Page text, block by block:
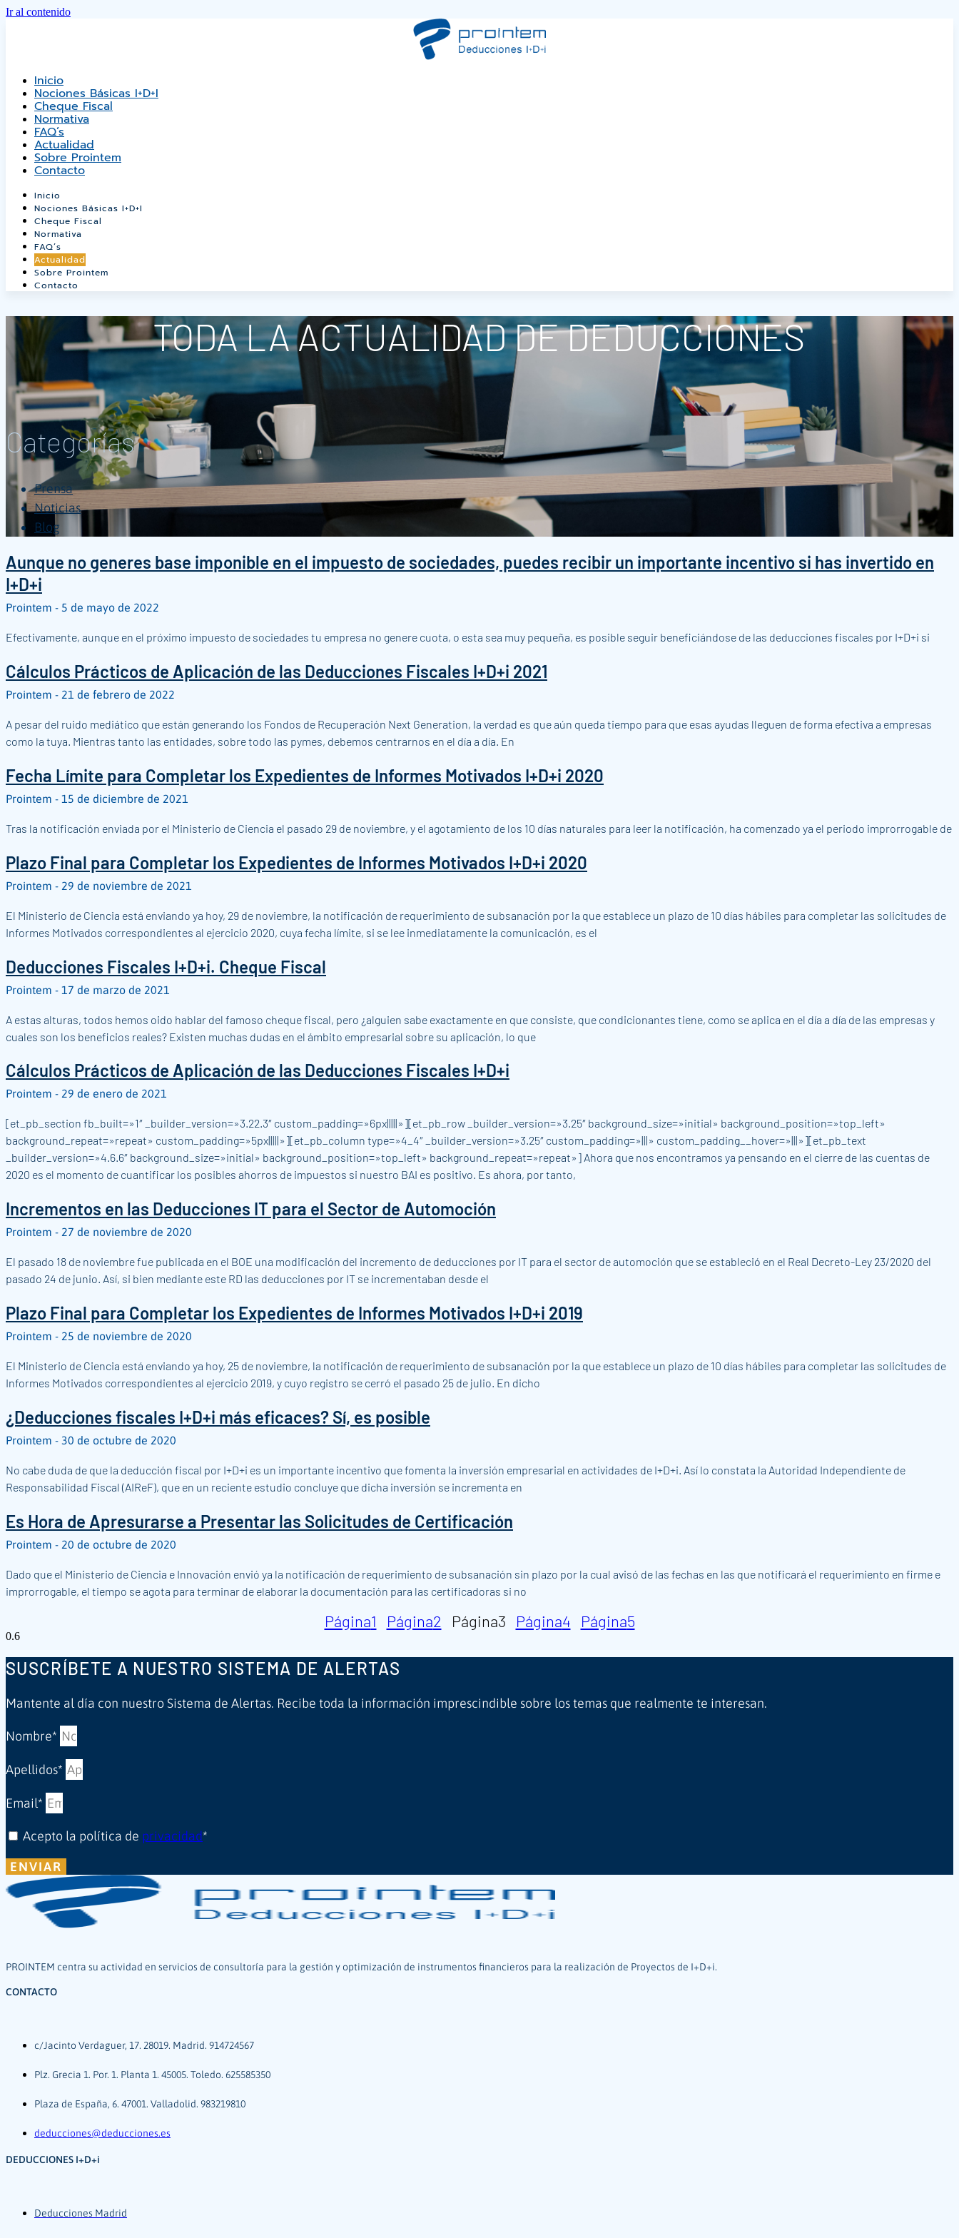
Ir al contenido
Inicio
Nociones Básicas I+D+i
Cheque Fiscal
Normativa
FAQ’s
Actualidad
Sobre Prointem
Contacto
Inicio
Nociones Básicas I+D+i
Cheque Fiscal
Normativa
FAQ’s
Actualidad
Sobre Prointem
Contacto
TODA LA ACTUALIDAD DE DEDUCCIONES
Categorías
Prensa
Noticias
Blog
Aunque no generes base imponible en el impuesto de sociedades, puedes recibir un importante incentivo si has invertido en
I+D+i
Prointem 5 de mayo de 2022
Efectivamente, aunque en el próximo impuesto de sociedades tu empresa no genere cuota, o esta sea muy pequeña, es posible seguir beneficiándose de las deducciones fiscales por I+D+i si
Cálculos Prácticos de Aplicación de las Deducciones Fiscales I+D+i 2021
Prointem 21 de febrero de 2022
A pesar del ruido mediático que están generando los Fondos de Recuperación Next Generation, la verdad es que aún queda tiempo para que esas ayudas lleguen de forma efectiva a empresas
como la tuya. Mientras tanto las entidades, sobre todo las pymes, debemos centrarnos en el día a día. En
Fecha Límite para Completar los Expedientes de Informes Motivados I+D+i 2020
Prointem 15 de diciembre de 2021
Tras la notificación enviada por el Ministerio de Ciencia el pasado 29 de noviembre, y el agotamiento de los 10 días naturales para leer la notificación, ha comenzado ya el periodo improrrogable de
Plazo Final para Completar los Expedientes de Informes Motivados I+D+i 2020
Prointem 29 de noviembre de 2021
El Ministerio de Ciencia está enviando ya hoy, 29 de noviembre, la notificación de requerimiento de subsanación por la que establece un plazo de 10 días hábiles para completar las solicitudes de
Informes Motivados correspondientes al ejercicio 2020, cuya fecha límite, si se lee inmediatamente la comunicación, es el
Deducciones Fiscales I+D+i. Cheque Fiscal
Prointem 17 de marzo de 2021
A estas alturas, todos hemos oido hablar del famoso cheque fiscal, pero ¿alguien sabe exactamente en que consiste, que condicionantes tiene, como se aplica en el día a día de las empresas y
cuales son los beneficios reales? Existen muchas dudas en el ámbito empresarial sobre su aplicación, lo que
Cálculos Prácticos de Aplicación de las Deducciones Fiscales I+D+i
Prointem 29 de enero de 2021
[et_pb_section fb_built=»1″ _builder_version=»3.22.3″ custom_padding=»6px|||||»][et_pb_row _builder_version=»3.25″ background_size=»initial» background_position=»top_left»
background_repeat=»repeat» custom_padding=»5px|||||»][et_pb_column type=»4_4″ _builder_version=»3.25″ custom_padding=»|||» custom_padding__hover=»|||»][et_pb_text
_builder_version=»4.6.6″ background_size=»initial» background_position=»top_left» background_repeat=»repeat»] Ahora que nos encontramos ya pensando en el cierre de las cuentas de
2020 es el momento de cuantificar los posibles ahorros de impuestos si nuestro BAI es positivo. Es ahora, por tanto,
Incrementos en las Deducciones IT para el Sector de Automoción
Prointem 27 de noviembre de 2020
El pasado 18 de noviembre fue publicada en el BOE una modificación del incremento de deducciones por IT para el sector de automoción que se estableció en el Real Decreto-Ley 23/2020 del
pasado 24 de junio. Así, si bien mediante este RD las deducciones por IT se incrementaban desde el
Plazo Final para Completar los Expedientes de Informes Motivados I+D+i 2019
Prointem 25 de noviembre de 2020
El Ministerio de Ciencia está enviando ya hoy, 25 de noviembre, la notificación de requerimiento de subsanación por la que establece un plazo de 10 días hábiles para completar las solicitudes de
Informes Motivados correspondientes al ejercicio 2019, y cuyo registro se cerró el pasado 25 de julio. En dicho
¿Deducciones fiscales I+D+i más eficaces? Sí, es posible
Prointem 30 de octubre de 2020
No cabe duda de que la deducción fiscal por I+D+i es un importante incentivo que fomenta la inversión empresarial en actividades de I+D+i. Así lo constata la Autoridad Independiente de
Responsabilidad Fiscal (AIReF), que en un reciente estudio concluye que dicha inversión se incrementa en
Es Hora de Apresurarse a Presentar las Solicitudes de Certificación
Prointem 20 de octubre de 2020
Dado que el Ministerio de Ciencia e Innovación envió ya la notificación de requerimiento de subsanación sin plazo por la cual avisó de las fechas en las que notificará el requerimiento en firme e
improrrogable, el tiempo se agota para terminar de elaborar la documentación para las certificadoras si no
Página1 Página2 Página3 Página4 Página5
SUSCRÍBETE A NUESTRO SISTEMA DE ALERTAS
Mantente al día con nuestro Sistema de Alertas. Recibe toda la información imprescindible sobre los temas que realmente te interesan.
Nombre*
Apellidos*
Email*
Acepto la política de privacidad*
ENVIAR
PROINTEM centra su actividad en servicios de consultoría para la gestión y optimización de instrumentos financieros para la realización de Proyectos de I+D+i.
CONTACTO
c/Jacinto Verdaguer, 17. 28019. Madrid. 914724567
Plz. Grecia 1. Por. 1. Planta 1. 45005. Toledo. 625585350
Plaza de España, 6. 47001. Valladolid. 983219810
deducciones@deducciones.es
DEDUCCIONES I+D+i
Deducciones Madrid